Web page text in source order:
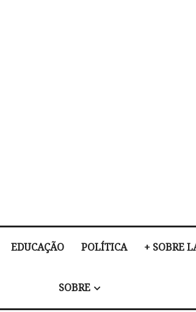
EDUCAÇÃO POLÍTICA + SOBRE
SOBRE